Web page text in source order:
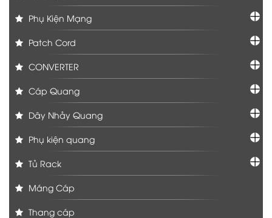
Phụ Kiện Mạng
Patch Cord
CONVERTER
Cáp Quang
Dây Nhảy Quang
Phụ kiện quang
Tủ Rack
Máng Cáp
Thang cáp